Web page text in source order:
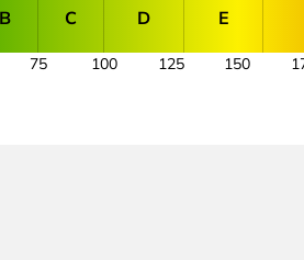
B C D E
75 100 125 150